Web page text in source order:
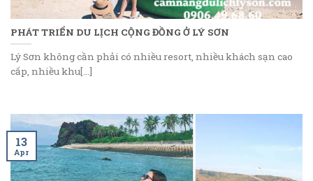
PHÁT TRIỂN DU LỊCH CỘNG ĐỒNG Ở LÝ SƠN
Lý Sơn không cần phải có nhiều resort, nhiều khách sạn cao
cấp, nhiều khu[...]
13
Apr